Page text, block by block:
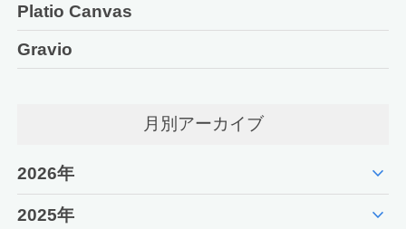
Platio Canvas
Gravio
月別アーカイブ
2026年 expand_more
2025年 expand_more